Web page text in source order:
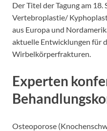
Der Titel der Tagung am
Vertebroplastie/
aus Europa und
aktuelle Entwicklungen für
Wirbelkörperfrakturen.
Experten
Osteoporose